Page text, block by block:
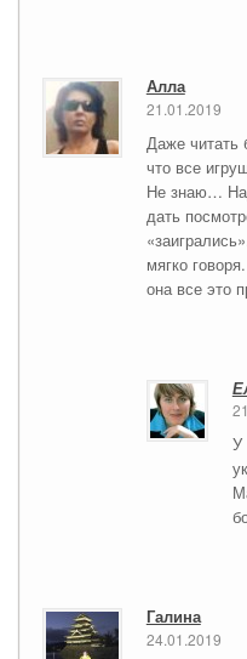
Алла
21.01.2019
Даже
что все
Не знаю…
дать
мягко
она все это
У
Галина
24.01.2019